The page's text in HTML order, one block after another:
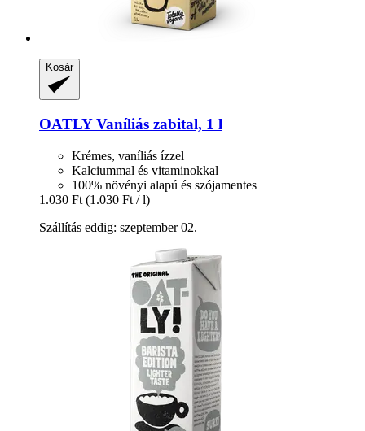
Kosár
OATLYVaníliás zabital, 1 l
Krémes, vaníliás ízzel
Kalciummal és vitaminokkal
100% növényi alapú és szójamentes
1.030 Ft (1.030 Ft / l)
Szállítás eddig: szeptember 02.